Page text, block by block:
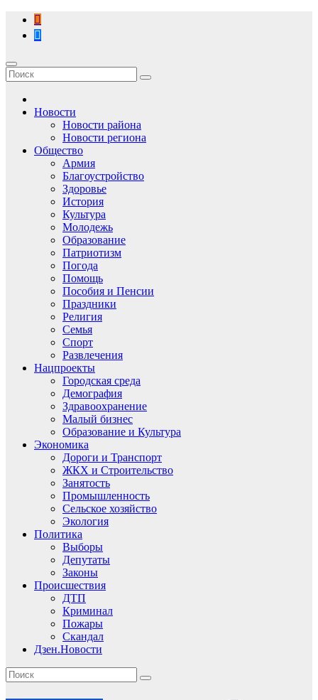
Перейти
содержимому
Новости
Новости района
Новости региона
Общество
Армия
Благоустройство
Здоровье
История
Культура
Молодежь
Образование
Патриотизм
Погода
Помощь
Пособия и Пенсии
Праздники
Религия
Семья
Спорт
Развлечения
Нацпроекты
Городская среда
Демография
Здравоохранение
Малый бизнес
Образование и Культура
Экономика
Дороги и Транспорт
ЖКХ и Строительство
Занятость
Промышленность
Сельское хозяйство
Экология
Политика
Выборы
Депутаты
Законы
Происшествия
ДТП
Криминал
Пожары
Скандал
Дзен.Новости